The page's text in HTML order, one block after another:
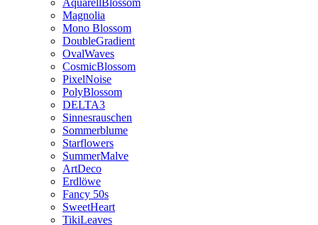
AquarellBlossom
Magnolia
Mono Blossom
DoubleGradient
OvalWaves
CosmicBlossom
PixelNoise
PolyBlossom
DELTA3
Sinnesrauschen
Sommerblume
Starflowers
SummerMalve
ArtDeco
Erdlöwe
Fancy 50s
SweetHeart
TikiLeaves